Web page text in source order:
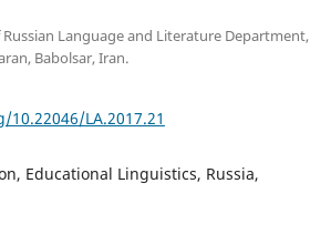
Language and Literature Department,
Babolsar, Iran.
LA.2017.21
Educational Linguistics, Russia,